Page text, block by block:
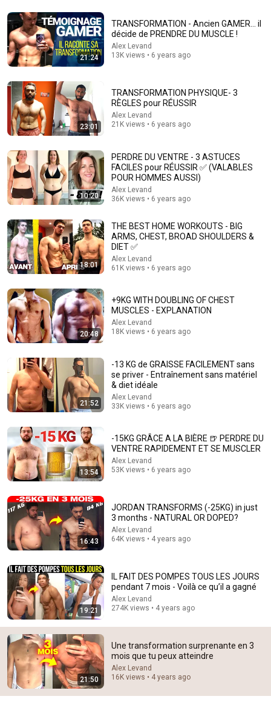
Mon mari a dit que ma grossesse le dégoûtait. Ses
excuses sont arrivées bien trop tard...
Familles en Ruine
New 26K views
No.1 Oncologist Reveals the SIMPLE Daily Habit That
Prevents Cancer After 50
Dr. Howard • 111K views
Ceuta: Why is one of the only land borders between
Europe and Africa in crisis?
Brut
New
66K views
21:24
TRANSFORMATION - Ancien GAMER... il
décide de PRENDRE DU MUSCLE !
Alex Levand
13K views • 6 years ago
23:01
TRANSFORMATION PHYSIQUE- 3
RÈGLES pour RÉUSSIR
Alex Levand
21K views • 6 years ago
10:20
PERDRE DU VENTRE - 3 ASTUCES
FACILES pour RÉUSSIR ✅ (VALABLES
POUR HOMMES AUSSI)
Alex Levand
36K views • 6 years ago
18:01
THE BEST HOME WORKOUTS - BIG
ARMS, CHEST, BROAD SHOULDERS &
DIET ✅
Alex Levand
61K views • 6 years ago
20:48
+9KG WITH DOUBLING OF CHEST
MUSCLES - EXPLANATION
Alex Levand
18K views • 6 years ago
21:52
-13 KG de GRAISSE FACILEMENT sans
se priver - Entraînement sans matériel
& diet idéale
Alex Levand
33K views • 6 years ago
13:54
-15KG GRÂCE A LA BIÈRE 🍺 PERDRE DU
VENTRE RAPIDEMENT ET SE MUSCLER
Alex Levand
53K views • 6 years ago
16:43
JORDAN TRANSFORMS (-25KG) in just
3 months - NATURAL OR DOPED?
Alex Levand
64K views • 4 years ago
19:21
IL FAIT DES POMPES TOUS LES JOURS
pendant 7 mois - Voilà ce qu’il a gagné
Alex Levand
274K views • 4 years ago
21:50
Une transformation surprenante en 3
mois que tu peux atteindre
Alex Levand
16K views • 4 years ago